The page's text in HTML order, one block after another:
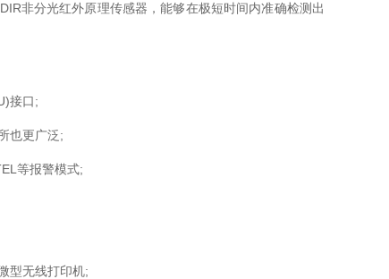
非分光红外原理传感器，能够在极短时间内准确检测出
接口;
也更广泛;
等报警模式;
型无线打印机;